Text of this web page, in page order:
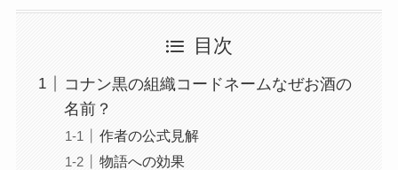
目次
コナン黒の組織コードネームなぜお酒の
名前？
作者の公式見解
物語への効果